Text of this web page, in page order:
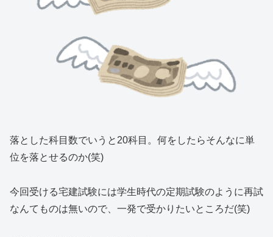
落とした科目数でいうと20科目。何をしたらそんなに単
位を落とせるのか(笑)
今回受ける宅建試験には学生時代の定期試験のように再試
なんてものは無いので、一発で受かりたいところだ(笑)